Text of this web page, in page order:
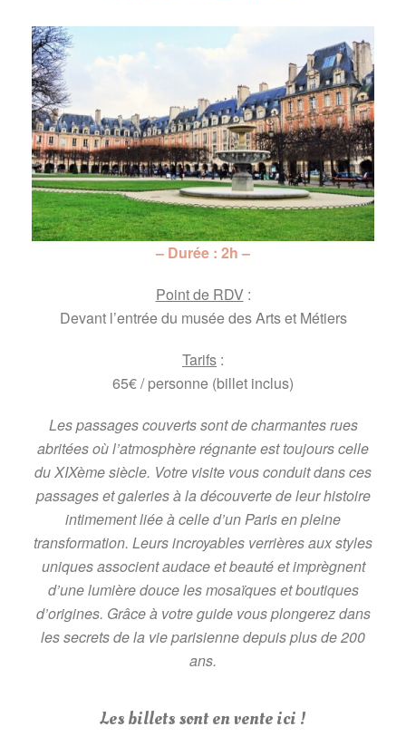
– Durée : 2h –
Point de RDV :
Devant l’entrée du musée des Arts et Métiers
Tarifs :
65€ / personne (billet inclus)
Les passages couverts sont de charmantes rues
abritées où l’atmosphère régnante est toujours celle
du XIXème siècle. Votre visite vous conduit dans ces
passages et galeries à la découverte de leur histoire
intimement liée à celle d’un Paris en pleine
transformation. Leurs incroyables verrières aux styles
uniques associent audace et beauté et imprègnent
d’une lumière douce les mosaïques et boutiques
d’origines. Grâce à votre guide vous plongerez dans
les secrets de la vie parisienne depuis plus de 200
ans.
Les billets sont en vente ici !